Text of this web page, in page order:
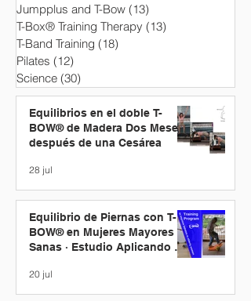
Jumpplus and T-Bow (13)
T-Box® Training Therapy (13)
T-Band Training (18)
Pilates (12)
Science (30)
Equilibrios en el doble T-
BOW® de Madera Dos Meses
después de una Cesárea
28 jul
Equilibrio de Piernas con T-
BOW® en Mujeres Mayores
Sanas · Estudio Aplicando un
Programa de Entrenamiento
20 jul